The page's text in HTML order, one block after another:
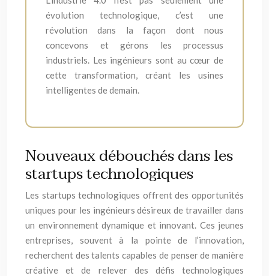
évolution technologique, c’est une
révolution dans la façon dont nous
concevons et gérons les processus
industriels. Les ingénieurs sont au cœur de
cette transformation, créant les usines
intelligentes de demain.
Nouveaux débouchés dans les
startups technologiques
Les startups technologiques offrent des opportunités
uniques pour les ingénieurs désireux de travailler dans
un environnement dynamique et innovant. Ces jeunes
entreprises, souvent à la pointe de l’innovation,
recherchent des talents capables de penser de manière
créative et de relever des défis technologiques